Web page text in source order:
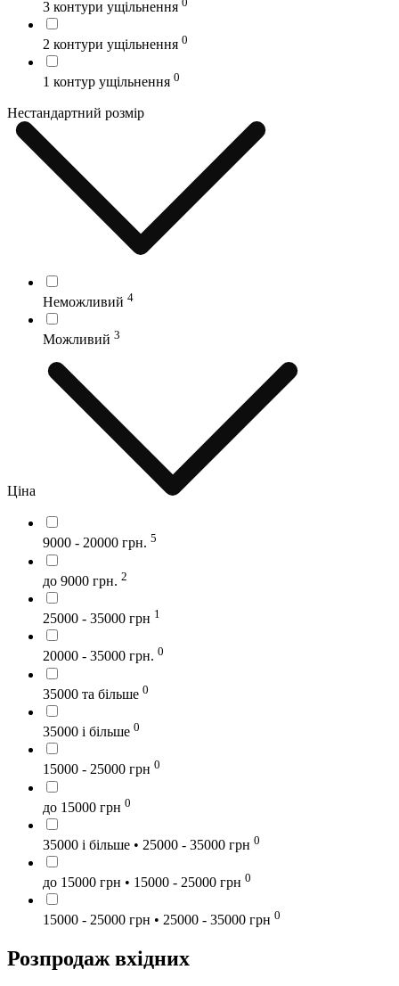
3 контури ущільнення
2 контури ущільнення 0
1 контур ущільнення 0
Нестандартний розмір
Неможливий 4
Можливий 3
Ціна
9000 - 20000 грн. 5
до 9000 грн. 2
25000 - 35000 грн 1
20000 - 35000 грн. 0
35000 та більше 0
35000 і більше 0
15000 - 25000 грн 0
до 15000 грн 0
35000 і більше • 25000 - 35000 грн 0
до 15000 грн • 15000 - 25000 грн 0
15000 - 25000 грн • 25000 - 35000 грн 0
Розпродаж вхідних